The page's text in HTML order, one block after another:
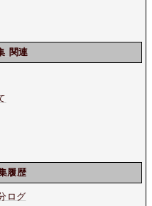
関連
履歴
ログ